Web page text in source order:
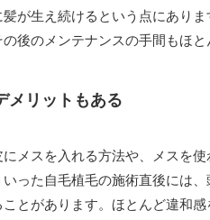
髪が生え続けるという点にあり
後のメンテナンスの手間もほと
メリットもある
にメスを入れる方法や、メスを
った自毛植毛の施術直後には
とがあります。ほとんど違和